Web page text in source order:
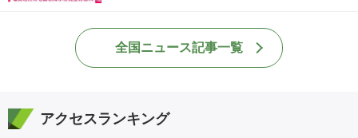
全国ニュース記事一覧
アクセスランキング